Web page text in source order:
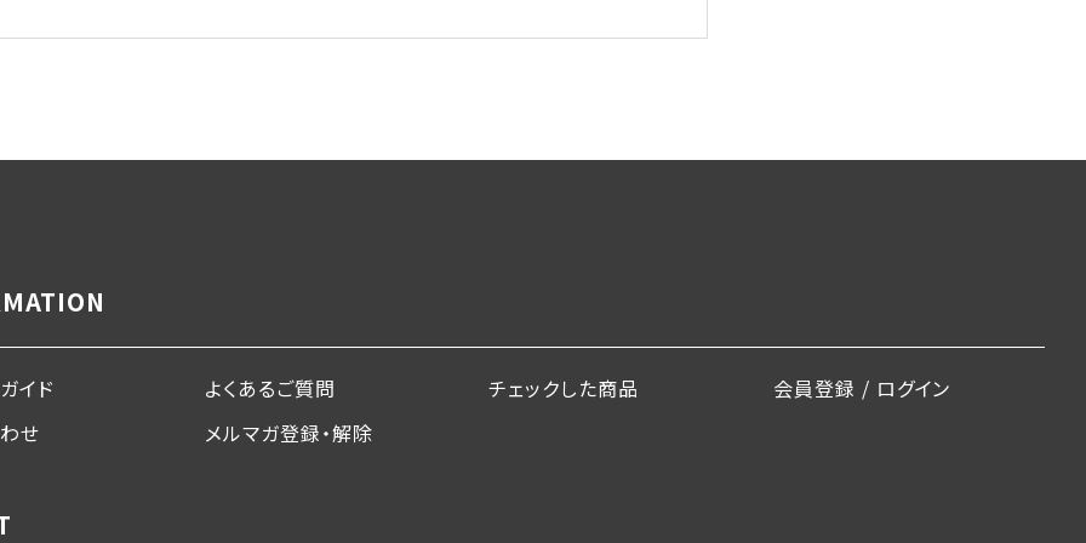
イド よくあるご質問 チェックした商品
会員登録 / ログイン
せ
メルマガ登録・解除